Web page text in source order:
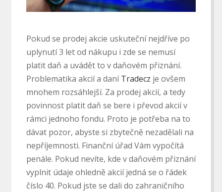
Pokud se prodej akcie uskuteční nejdříve po
uplynutí 3 let od nákupu i zde se nemusí
platit daň a uvádět to v daňovém přiznání.
Problematika akcií a daníTradecz je ovšem
mnohem rozsáhlejší. Za prodej akcií, a tedy
povinnost platit daň se bere i převod akcií v
rámci jednoho fondu. Proto je potřeba na to
dávat pozor, abyste si zbytečně nezadělali na
nepříjemnosti. Finanční úřad Vám vypočítá
penále. Pokud nevíte, kde v daňovém přiznání
vyplnit údaje ohledně akcií jedná se o řádek
číslo 40. Pokud jste se dali do zahraničního